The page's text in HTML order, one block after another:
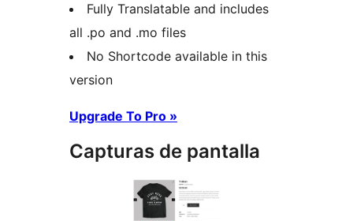
Fully Translatable and includes
all .po and .mo files
No Shortcode available in this
version
Upgrade To Pro »
Capturas de pantalla